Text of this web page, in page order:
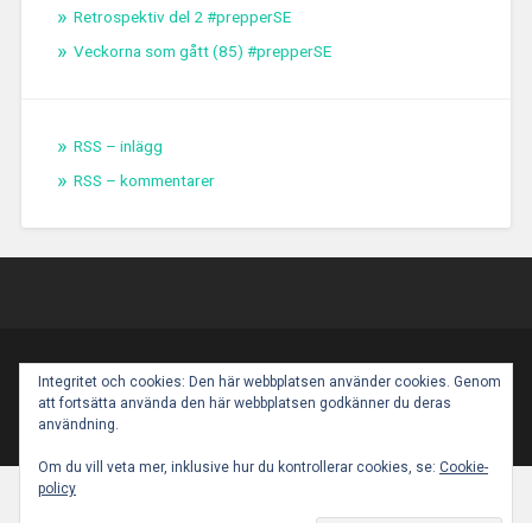
Retrospektiv del 2 #prepperSE
Veckorna som gått (85) #prepperSE
RSS – inlägg
RSS – kommentarer
PROUDLY POWERED BY WORDPRESS |THEME:
BASKERVILLE 2 BYANDERS NOREN.
UP ↑
Integritet och cookies: Den här webbplatsen använder cookies. Genom
att fortsätta använda den här webbplatsen godkänner du deras
användning.
Om du vill veta mer, inklusive hur du kontrollerar cookies, se: Cookie-
policy